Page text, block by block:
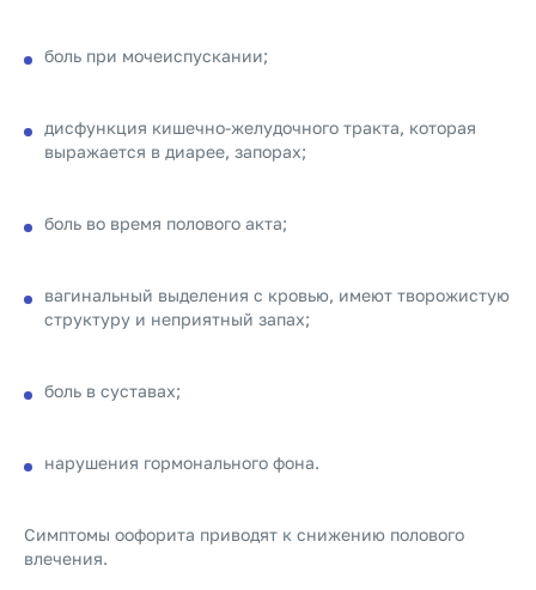
боль при мочеиспускании;
дисфункция кишечно-желудочного тракта, которая
выражается в диарее, запорах;
боль во время полового акта;
вагинальный выделения с кровью, имеют творожистую
структуру и неприятный запах;
боль в суставах;
нарушения гормонального фона.
Симптомы оофорита приводят к снижению полового
влечения.